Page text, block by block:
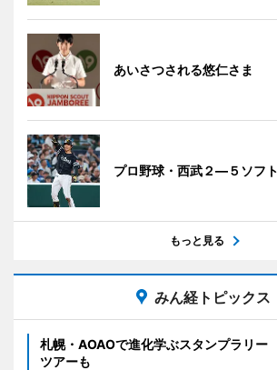
あいさつされる悠仁さま
プロ野球・西武２―５ソフ
もっと見る
みん経トピックス
札幌・AOAOで進化学ぶスタンプラリ
ツアーも